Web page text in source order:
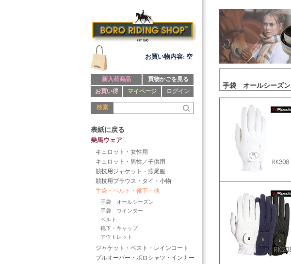
お買い物内容: 空
新入荷商品
買物かごを見る
お買い得
マイページ ログイン
検索
表紙に戻る
乗馬ウェア
キュロット・女性用
キュロット・男性／子供用
競技用ジャケット・燕尾服
競技用ブラウス・タイ・小物
手袋・ベルト・靴下・他
手袋 オールシーズン
手袋 ウインター
ベルト
靴下・キャップ
アウトレット
ジャケット・ベスト・レインコート
プルオーバー・ポロシャツ・インナー
手袋 オールシーズン